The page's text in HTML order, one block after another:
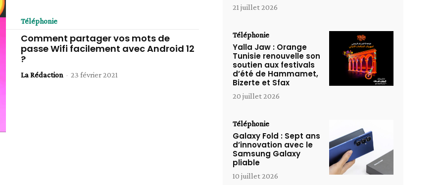
Téléphonie
Comment partager vos mots de
passe Wifi facilement avec Android 12
?
La Rédaction - 23 février 2021
21 juillet 2026
Téléphonie
Yalla Jaw : Orange
Tunisie renouvelle son
soutien aux festivals
d’été de Hammamet,
Bizerte et Sfax
20 juillet 2026
Téléphonie
Galaxy Fold : Sept ans
d’innovation avec le
Samsung Galaxy
pliable
10 juillet 2026